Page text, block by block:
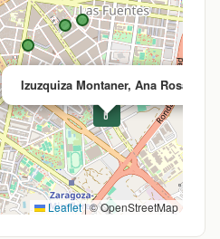
💊
Izuzquiza Montaner, Ana Rosa
Leaflet|© OpenStreetMap